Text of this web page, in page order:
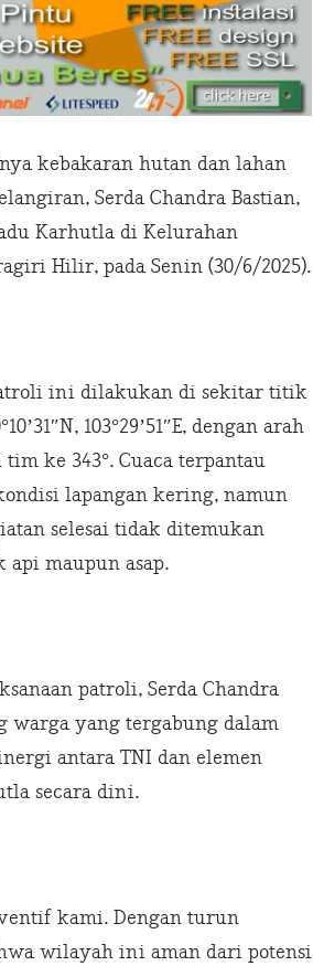
kebakaran hutan dan lahan
Serda Chandra Bastian,
Karhutla di Kelurahan
Hilir, pada Senin (30/6/2025).
ini dilakukan di sekitar titik
103°29’51″E, dengan arah
ke 343°. Cuaca terpantau
lapangan kering, namun
selesai tidak ditemukan
api maupun asap.
patroli, Serda Chandra
warga yang tergabung dalam
antara TNI dan elemen
secara dini.
kami. Dengan turun
wilayah ini aman dari potensi